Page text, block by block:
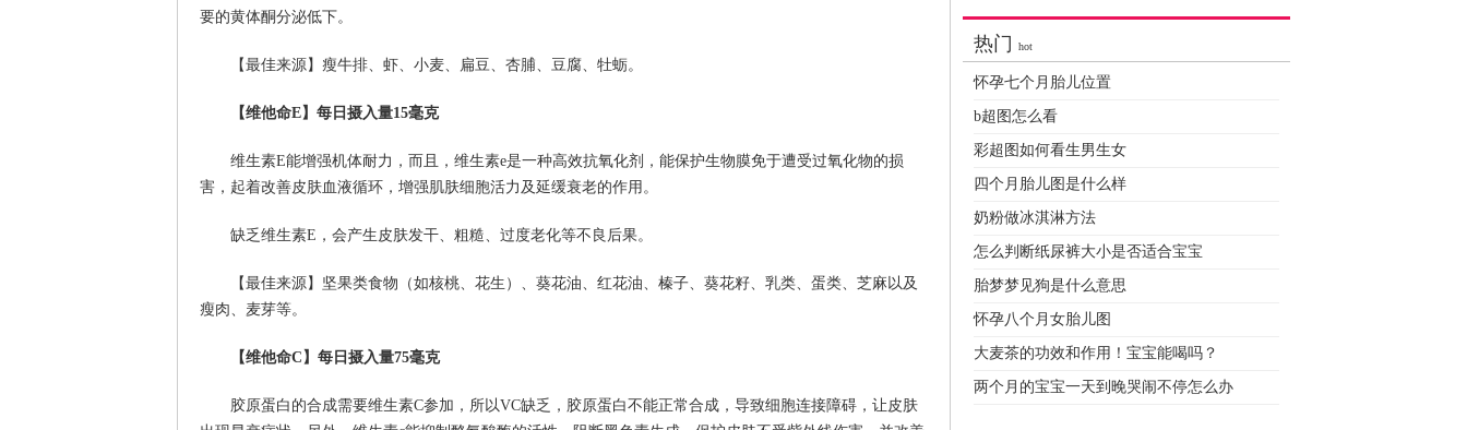
要的黄体酮分泌低下。
【最佳来源】瘦牛排、虾、小麦、扁豆、杏脯、豆腐、牡蛎。
【维他命E】每日摄入量15毫克
维生素E能增强机体耐力，而且，维生素e是一种高效抗氧化剂，能保护生物膜免于遭受过氧化物的损
害，起着改善皮肤血液循环，增强肌肤细胞活力及延缓衰老的作用。
缺乏维生素E，会产生皮肤发干、粗糙、过度老化等不良后果。
【最佳来源】坚果类食物（如核桃、花生）、葵花油、红花油、榛子、葵花籽、乳类、蛋类、芝麻以及
瘦肉、麦芽等。
【维他命C】每日摄入量75毫克
胶原蛋白的合成需要维生素C参加，所以VC缺乏，胶原蛋白不能正常合成，导致细胞连接障碍，让皮肤
热门 hot
怀孕七个月胎儿位置
b超图怎么看
彩超图如何看生男生女
四个月胎儿图是什么样
奶粉做冰淇淋方法
怎么判断纸尿裤大小是否适合宝宝
胎梦梦见狗是什么意思
怀孕八个月女胎儿图
大麦茶的功效和作用！宝宝能喝吗？
两个月的宝宝一天到晚哭闹不停怎么办